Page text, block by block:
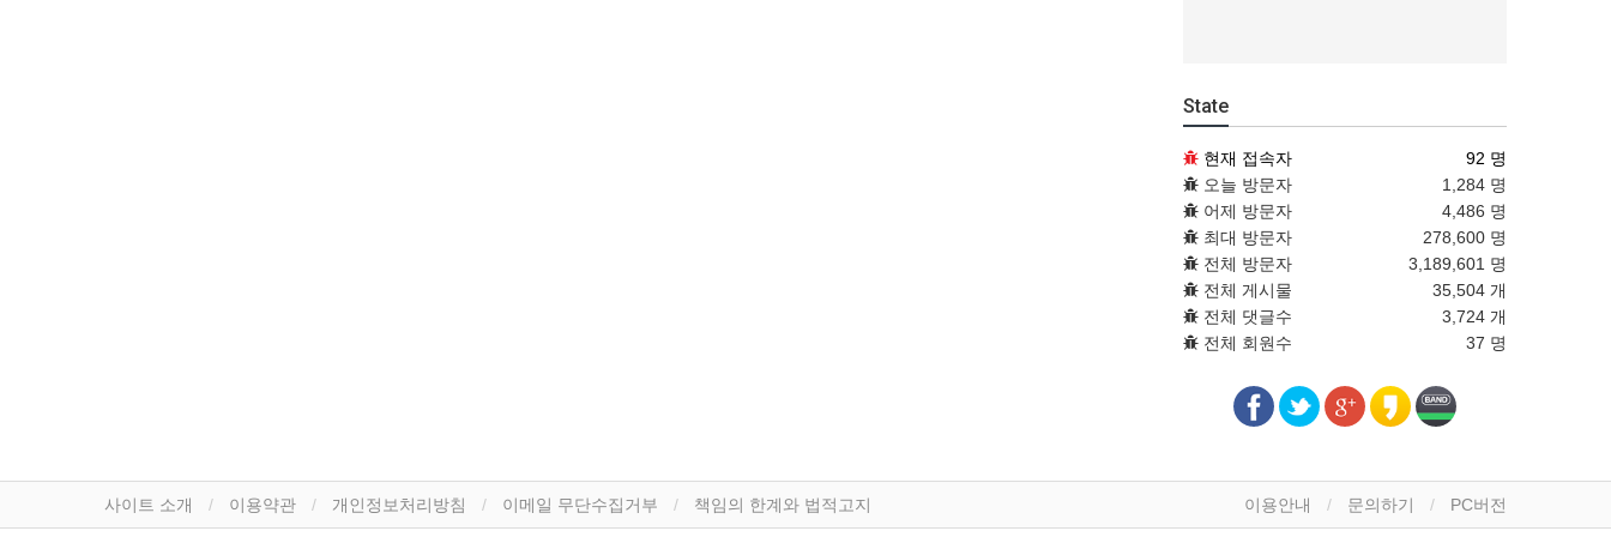
State
현재 접속자
92 명
오늘 방문자
1,284 명
어제 방문자
4,486 명
최대 방문자
278,600 명
전체 방문자
3,189,601 명
전체 게시물
35,504 개
전체 댓글수
3,724 개
전체 회원수
37 명
사이트 소개 이용약관 개인정보처리방침 이메일 무단수집거부 책임의 한계와 법적고지 이용안내 문의하기 PC버전